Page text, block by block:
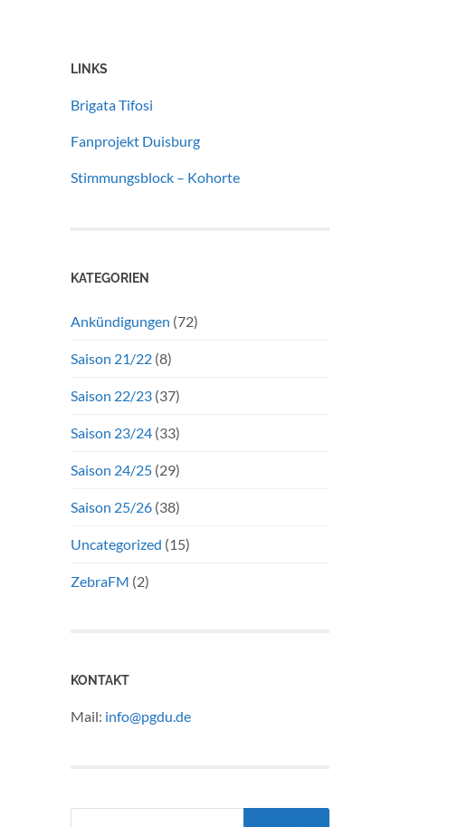
LINKS
Brigata Tifosi
Fanprojekt Duisburg
Stimmungsblock – Kohorte
KATEGORIEN
Ankündigungen (72)
Saison 21/22 (8)
Saison 22/23 (37)
Saison 23/24 (33)
Saison 24/25 (29)
Saison 25/26 (38)
Uncategorized (15)
ZebraFM (2)
KONTAKT
Mail: info@pgdu.de